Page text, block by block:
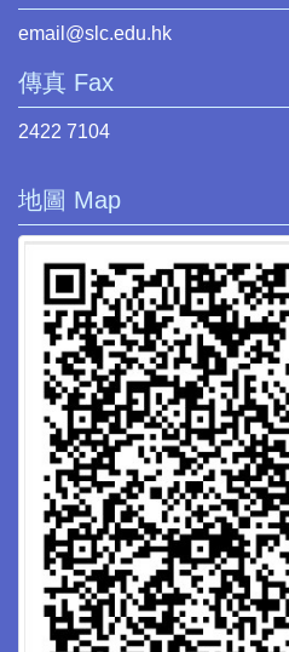
email@slc.edu.hk
傳真 Fax
2422 7104
地圖 Map